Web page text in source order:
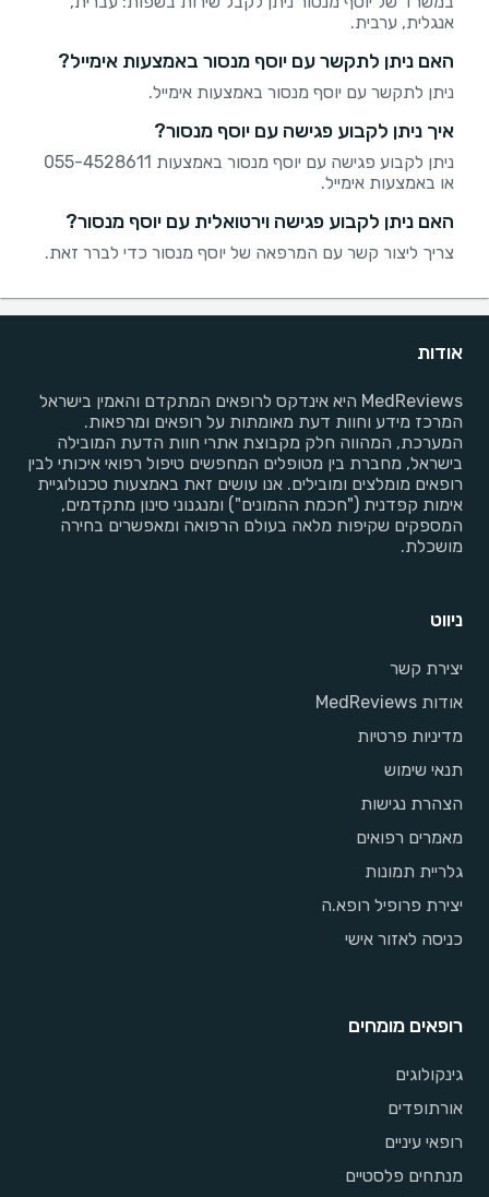
אנגלית, ערבית.
האם ניתן לתקשר עם יוסף מנסור באמצעות אימייל?
ניתן לתקשר עם יוסף מנסור באמצעות אימייל.
איך ניתן לקבוע פגישה עם יוסף מנסור?
ניתן לקבוע פגישה עם יוסף מנסור באמצעות 055-4528611
או באמצעות אימייל.
האם ניתן לקבוע פגישה וירטואלית עם יוסף מנסור?
צריך ליצור קשר עם המרפאה של יוסף מנסור כדי לברר זאת.
אודות
MedReviews היא אינדקס לרופאים המתקדם והאמין בישראל
המרכז מידע וחוות דעת מאומתות על רופאים ומרפאות.
המערכת, המהווה חלק מקבוצת אתרי חוות הדעת המובילה
בישראל, מחברת בין מטופלים המחפשים טיפול רפואי איכותי לבין
רופאים מומלצים ומובילים. אנו עושים זאת באמצעות טכנולוגיית
אימות קפדנית ("חכמת ההמונים") ומנגנוני סינון מתקדמים,
המספקים שקיפות מלאה בעולם הרפואה ומאפשרים בחירה
מושכלת.
ניווט
יצירת קשר
אודות MedReviews
מדיניות פרטיות
תנאי שימוש
הצהרת נגישות
מאמרים רפואים
גלריית תמונות
יצירת פרופיל רופא.ה
כניסה לאזור אישי
רופאים מומחים
גינקולוגים
אורתופדים
רופאי עיניים
מנתחים פלסטיים